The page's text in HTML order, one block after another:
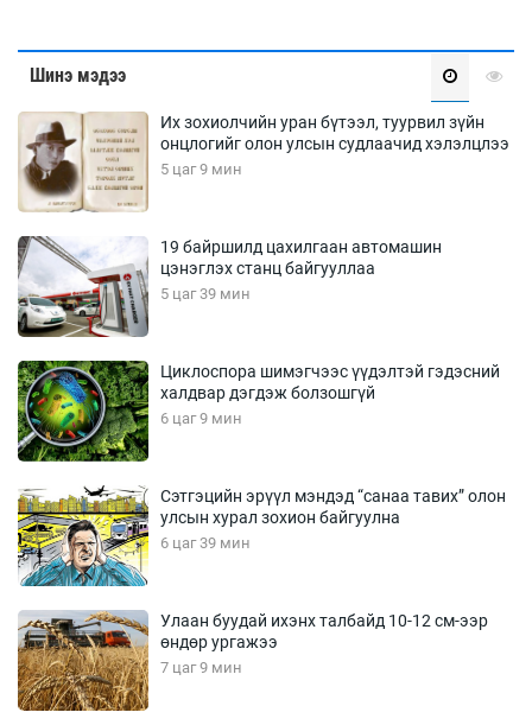
Шинэ мэдээ
Их зохиолчийн уран бүтээл, туурвил зүйн
онцлогийг олон улсын судлаачид хэлэлцлээ
5 цаг 9 мин
19 байршилд цахилгаан автомашин
цэнэглэх станц байгууллаа
5 цаг 39 мин
Циклоспора шимэгчээс үүдэлтэй гэдэсний
халдвар дэгдэж болзошгүй
6 цаг 9 мин
Сэтгэцийн эрүүл мэндэд “санаа тавих” олон
улсын хурал зохион байгуулна
6 цаг 39 мин
Улаан буудай ихэнх талбайд 10-12 см-ээр
өндөр ургажээ
7 цаг 9 мин